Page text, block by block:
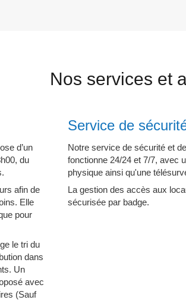
Nos services et
d’un
du
afin de
Elle
pour
le tri du
dans
Un
avec
(Sauf
Service de
Notre service de sécurité et
fonctionne 24/24 et 7/7, avec
physique ainsi qu'une
La gestion des accès aux
sécurisée par badge.